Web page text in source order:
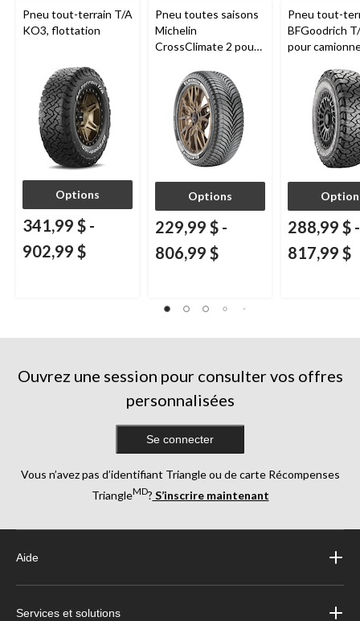
Pneu tout-terrain T/A
KO3, flottation
Options
341,99 $ -
902,99 $
Pneu toutes saisons
Michelin
CrossClimate 2 pour
et multisegments
Options
229,99 $ -
806,99 $
Pneu tout-
BFGoodrich
pour
288,99 $ -
817,99 $
Ouvrez une session pour consulter vos offres
personnalisées
Se connecter
Vous n’avez pas d’identifiant Triangle ou de carte Récompenses
TriangleMD? S’inscrire maintenant
Aide
Services et solutions